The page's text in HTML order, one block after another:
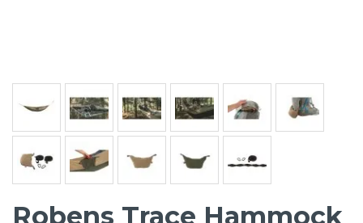
Robens Trace Hammock